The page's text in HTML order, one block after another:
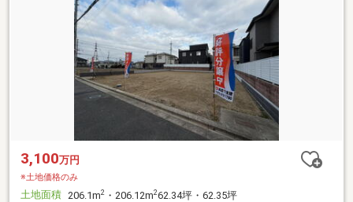
3,100万円
※土地価格のみ
土地面積 206.1m2 ・206.12m262.34坪・62.35坪